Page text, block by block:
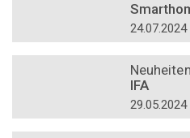
IFA